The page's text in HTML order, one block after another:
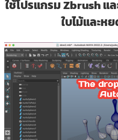
ใช้โปรแกรม Zbrush แ
ใบไม้และห